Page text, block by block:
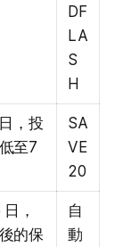
DF
LA
S
H
，投
至7
SA
VE
20
，
的保
自
動